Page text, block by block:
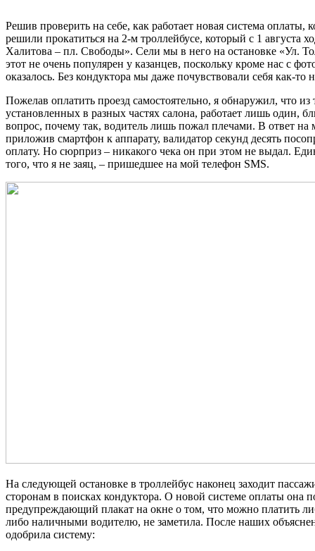
Решив проверить на себе, как работает новая система оплаты,
решили прокатиться на 2-м троллейбусе, который с 1 августа
Халитова – пл. Свободы». Сели мы в него на остановке «Ул.
этот не очень популярен у казанцев, поскольку кроме нас с
оказалось. Без кондуктора мы даже почувствовали себя как-то
Пожелав оплатить проезд самостоятельно, я обнаружил, что из
установленных в разных частях салона, работает лишь один,
вопрос, почему так, водитель лишь пожал плечами. В ответ на
приложив смартфон к аппарату, валидатор секунд десять
оплату. Но сюрприз – никакого чека он при этом не выдал.
того, что я не заяц, – пришедшее на мой телефон SMS.
На следующей остановке в троллейбус наконец заходит
сторонам в поисках кондуктора. О новой системе оплаты она
предупреждающий плакат на окне о том, что можно платить
либо наличными водителю, не заметила. После наших
одобрила систему: